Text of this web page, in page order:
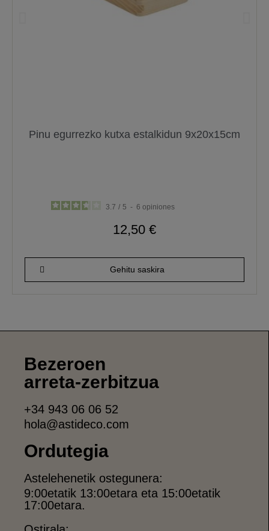
Pinu egurrezko kutxa estalkidun 9x20x15cm
3.7 / 5 - 6 opiniones
12,50 €
Gehitu saskira
Bezeroen
arreta-zerbitzua
+34 943 06 06 52
hola@astideco.com
Ordutegia
Astelehenetik ostegunera:
9:00etatik 13:00etara eta 15:00etatik
17:00etara.